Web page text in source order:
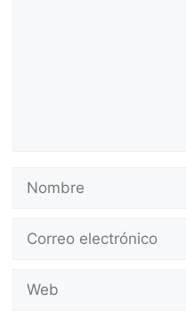
electrónico